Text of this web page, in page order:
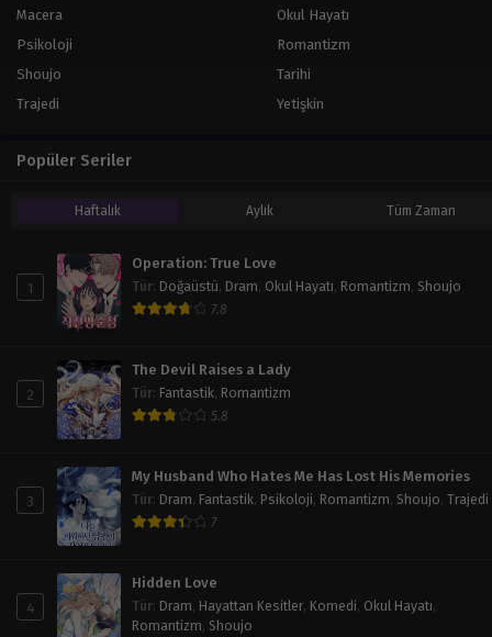
Macera
Okul Hayatı
Psikoloji
Romantizm
Shoujo
Tarihi
Trajedi
Yetişkin
Popüler Seriler
Haftalık Aylık Tüm Zaman
1
Operation: True Love
Tür: Doğaüstü, Dram, Okul Hayatı, Romantizm, Shoujo
7.8
2
The Devil Raises a Lady
Tür: Fantastik, Romantizm
5.8
3
My Husband Who Hates Me Has Lost His Memories
Tür: Dram, Fantastik, Psikoloji, Romantizm, Shoujo, Trajedi
7
4
Hidden Love
Tür: Dram, Hayattan Kesitler, Komedi, Okul Hayatı,
Romantizm, Shoujo